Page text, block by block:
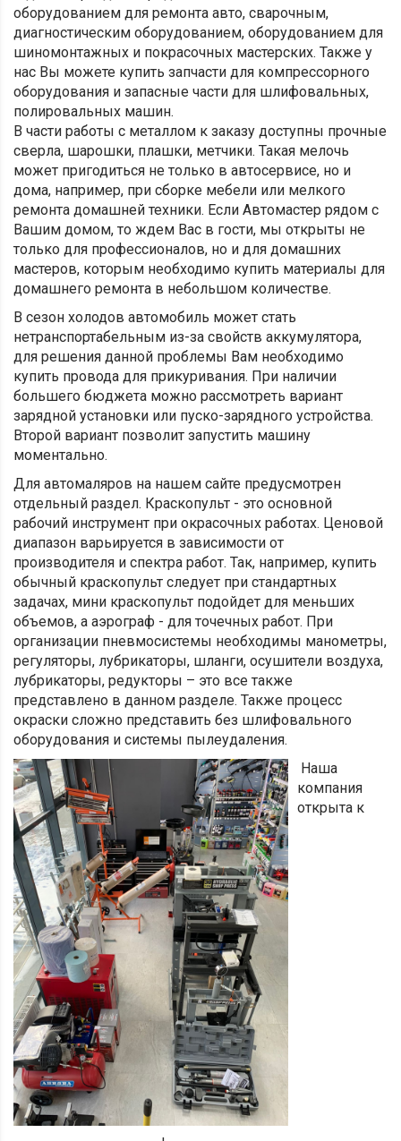
оборудованием для ремонта авто, сварочным,
диагностическим оборудованием, оборудованием для
шиномонтажных и покрасочных мастерских. Также у
нас Вы можете купить запчасти для компрессорного
оборудования и запасные части для шлифовальных,
полировальных машин.
В части работы с металлом к заказу доступны прочные
сверла, шарошки, плашки, метчики. Такая мелочь
может пригодиться не только в автосервисе, но и
дома, например, при сборке мебели или мелкого
ремонта домашней техники. Если Автомастер рядом с
Вашим домом, то ждем Вас в гости, мы открыты не
только для профессионалов, но и для домашних
мастеров, которым необходимо купить материалы для
домашнего ремонта в небольшом количестве.
В сезон холодов автомобиль может стать
нетранспортабельным из-за свойств аккумулятора,
для решения данной проблемы Вам необходимо
купить провода для прикуривания. При наличии
большего бюджета можно рассмотреть вариант
зарядной установки или пуско-зарядного устройства.
Второй вариант позволит запустить машину
моментально.
Для автомаляров на нашем сайте предусмотрен
отдельный раздел. Краскопульт - это основной
рабочий инструмент при окрасочных работах. Ценовой
диапазон варьируется в зависимости от
производителя и спектра работ. Так, например, купить
обычный краскопульт следует при стандартных
задачах, мини краскопульт подойдет для меньших
объемов, а аэрограф - для точечных работ. При
организации пневмосистемы необходимы манометры,
регуляторы, лубрикаторы, шланги, осушители воздуха,
лубрикаторы, редукторы – это все также
представлено в данном разделе. Также процесс
окраски сложно представить без шлифовального
оборудования и системы пылеудаления.
Наша
компания
открыта к